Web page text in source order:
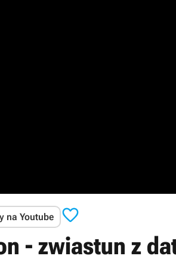
na Youtube 
- zwiastun z